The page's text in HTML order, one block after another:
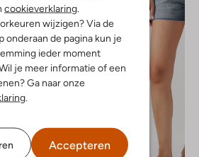
cookieverklaring.
wijzigen? Via de
onderaan de pagina kun je
ieder moment
je meer informatie of een
Ga naar onze
.
Accepteren